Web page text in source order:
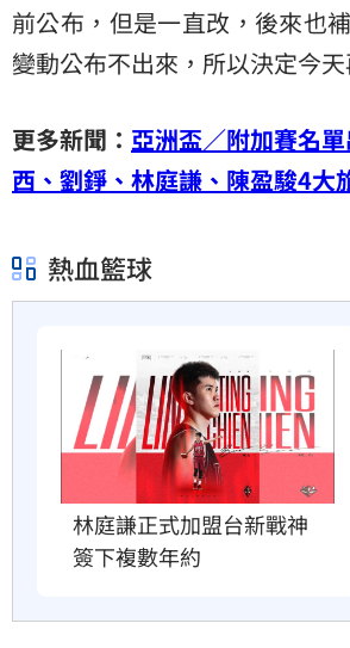
前公布，但是一直改，後來也
變動公布不出來，所以決定今天
更多新聞： 亞洲盃／附加賽名
西、劉錚、林庭謙、陳盈駿4大
熱血籃球
林庭謙正式加盟台新戰神
簽下複數年約